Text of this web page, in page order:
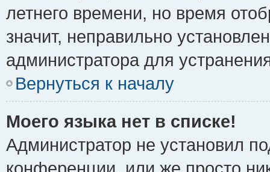
летнего времени, но время
значит, неправильно
администратора для
Вернуться к началу
Моего языка нет в списке!
Администратор не установил
конференции, или же просто